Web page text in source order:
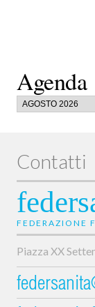
Agenda
Contatti
FEDERAZIONE
Piazza XX